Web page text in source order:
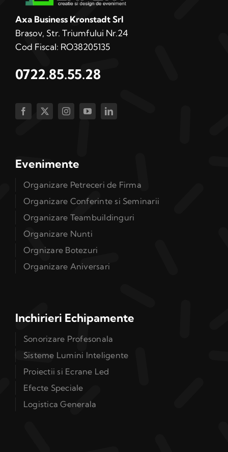
Axa Business Kronstadt Srl
Brasov, Str. Triumfului Nr.24
Cod Fiscal: RO38205135
0722.85.55.28
Evenimente
Organizare Petreceri de Firma
Organizare Conferinte si Seminarii
Organizare Teambuildinguri
Organizare Nunti
Orgnizare Botezuri
Organizare Aniversari
Inchirieri Echipamente
Sonorizare Profesonala
Sisteme Lumini Inteligente
Proiectii si Ecrane Led
Efecte Speciale
Logistica Generala